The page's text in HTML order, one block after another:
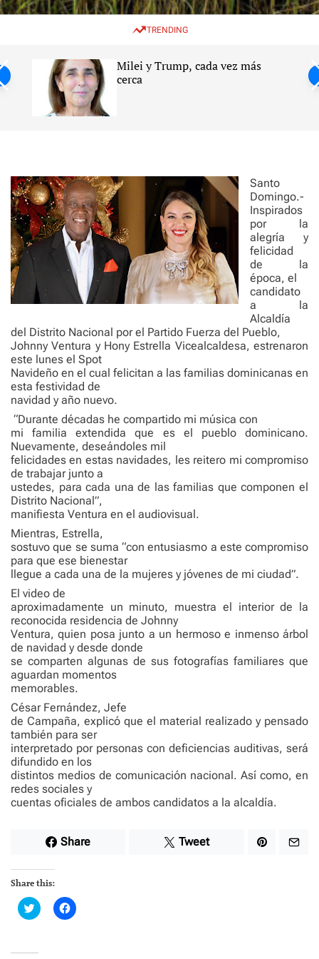
w
c
e
e
TRENDING
Milei y Trump, cada vez más
cerca
Santo
Domingo.-
Inspirados
por la
alegría y
felicidad
de la
época, el
candidato
a la
Alcaldía
del Distrito Nacional por el Partido Fuerza del Pueblo,
Johnny Ventura y Hony Estrella Vicealcaldesa, estrenaron
este lunes el Spot
Navideño en el cual felicitan a las familias dominicanas en
esta festividad de
navidad y año nuevo.
“Durante décadas he compartido mi música con
mi familia extendida que es el pueblo dominicano.
Nuevamente, deseándoles mil
felicidades en estas navidades, les reitero mi compromiso
de trabajar junto a
ustedes, para cada una de las familias que componen el
Distrito Nacional”,
manifiesta Ventura en el audiovisual.
Mientras, Estrella,
sostuvo que se suma “con entusiasmo a este compromiso
para que ese bienestar
llegue a cada una de la mujeres y jóvenes de mi ciudad”.
El video de
aproximadamente un minuto, muestra el interior de la
reconocida residencia de Johnny
Ventura, quien posa junto a un hermoso e inmenso árbol
de navidad y desde donde
se comparten algunas de sus fotografías familiares que
aguardan momentos
memorables.
César Fernández, Jefe
de Campaña, explicó que el material realizado y pensado
también para ser
interpretado por personas con deficiencias auditivas, será
difundido en los
distintos medios de comunicación nacional. Así como, en
redes sociales y
cuentas oficiales de ambos candidatos a la alcaldía.
Share Tweet
Share this:
C
l
t
C
l